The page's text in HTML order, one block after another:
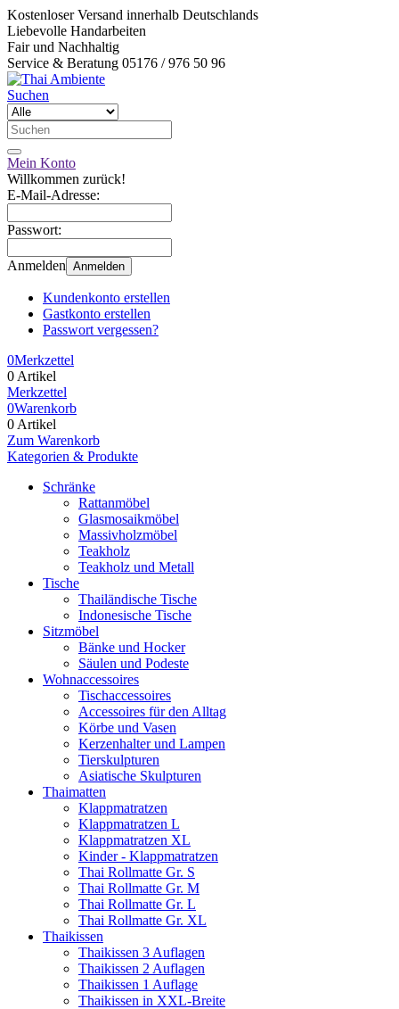
Kostenloser Versand innerhalb Deutschlands
Liebevolle Handarbeiten
Fair und Nachhaltig
Service & Beratung 05176 / 976 50 96
Suchen
Mein Konto
Willkommen zurück!
E-Mail-Adresse:
Passwort:
Anmelden Anmelden
Kundenkonto erstellen
Gastkonto erstellen
Passwort vergessen?
0Merkzettel
0 Artikel
Merkzettel
0Warenkorb
0 Artikel
Zum Warenkorb
Kategorien & Produkte
Schränke
Rattanmöbel
Glasmosaikmöbel
Massivholzmöbel
Teakholz
Teakholz und Metall
Tische
Thailändische Tische
Indonesische Tische
Sitzmöbel
Bänke und Hocker
Säulen und Podeste
Wohnaccessoires
Tischaccessoires
Accessoires für den Alltag
Körbe und Vasen
Kerzenhalter und Lampen
Tierskulpturen
Asiatische Skulpturen
Thaimatten
Klappmatratzen
Klappmatratzen L
Klappmatratzen XL
Kinder - Klappmatratzen
Thai Rollmatte Gr. S
Thai Rollmatte Gr. M
Thai Rollmatte Gr. L
Thai Rollmatte Gr. XL
Thaikissen
Thaikissen 3 Auflagen
Thaikissen 2 Auflagen
Thaikissen 1 Auflage
Thaikissen in XXL-Breite